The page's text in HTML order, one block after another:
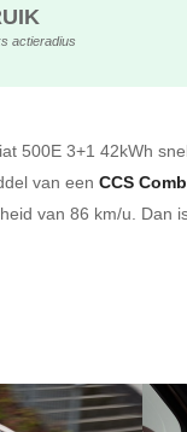
actieradius
500E 3+1 42kWh
van een CCS
van 86 km/u. Dan